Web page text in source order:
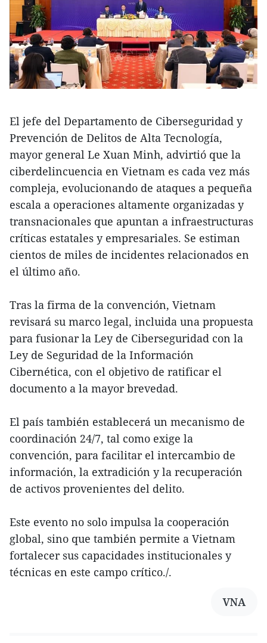
El jefe del Departamento de Ciberseguridad y
Prevención de Delitos de Alta Tecnología,
mayor general Le Xuan Minh, advirtió que la
ciberdelincuencia en Vietnam es cada vez más
compleja, evolucionando de ataques a pequeña
escala a operaciones altamente organizadas y
transnacionales que apuntan a infraestructuras
críticas estatales y empresariales. Se estiman
cientos de miles de incidentes relacionados en
el último año.
Tras la firma de la convención, Vietnam
revisará su marco legal, incluida una propuesta
para fusionar la Ley de Ciberseguridad con la
Ley de Seguridad de la Información
Cibernética, con el objetivo de ratificar el
documento a la mayor brevedad.
El país también establecerá un mecanismo de
coordinación 24/7, tal como exige la
convención, para facilitar el intercambio de
información, la extradición y la recuperación
de activos provenientes del delito.
Este evento no solo impulsa la cooperación
global, sino que también permite a Vietnam
fortalecer sus capacidades institucionales y
técnicas en este campo crítico./.
VNA